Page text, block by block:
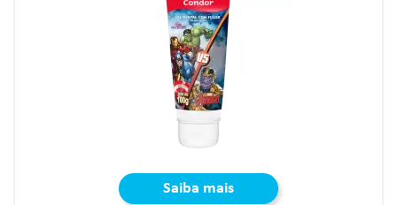
Saiba mais